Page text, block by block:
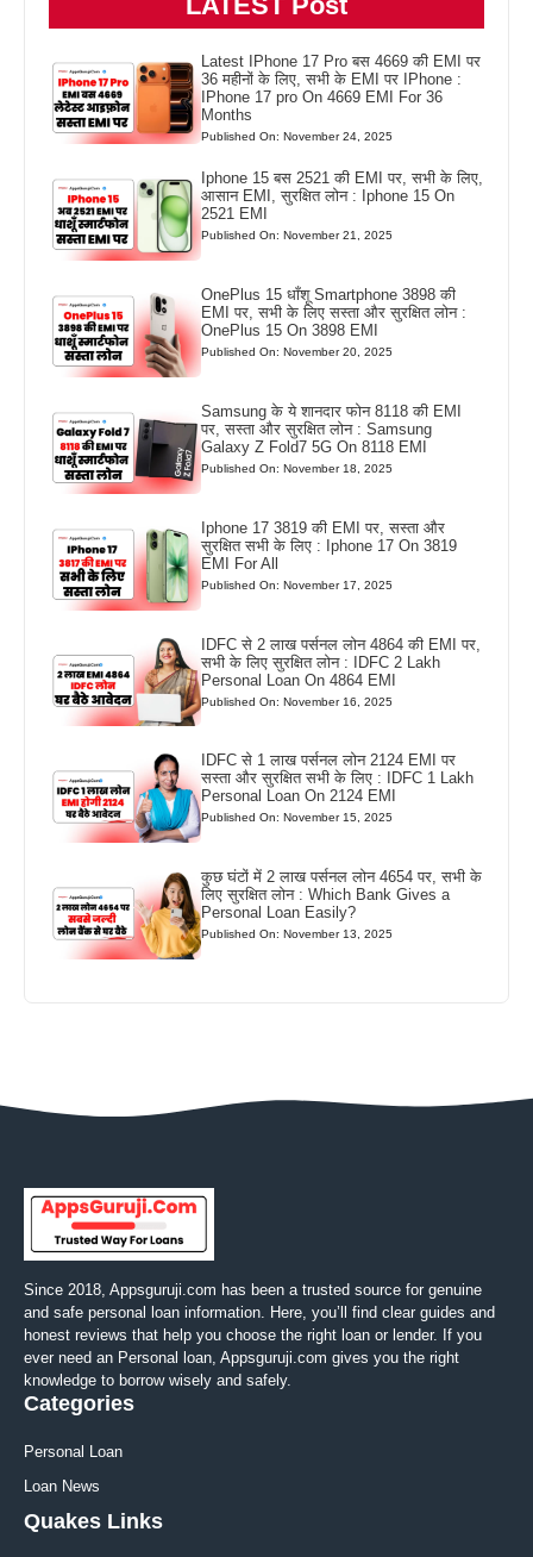
Latest IPhone 17 Pro बस 4669 की EMI पर
36 महीनों के लिए, सभी के EMI पर IPhone :
IPhone 17 pro On 4669 EMI For 36
Months
Published On: November 24, 2025
Iphone 15 बस 2521 की EMI पर, सभी के लिए,
आसान EMI, सुरक्षित लोन : Iphone 15 On
2521 EMI
Published On: November 21, 2025
OnePlus 15 धाँशू Smartphone 3898 की
EMI पर, सभी के लिए सस्ता और सुरक्षित लोन :
OnePlus 15 On 3898 EMI
Published On: November 20, 2025
Samsung के ये शानदार फोन 8118 की EMI
पर, सस्ता और सुरक्षित लोन : Samsung
Galaxy Z Fold7 5G On 8118 EMI
Published On: November 18, 2025
Iphone 17 3819 की EMI पर, सस्ता और
सुरक्षित सभी के लिए : Iphone 17 On 3819
EMI For All
Published On: November 17, 2025
IDFC से 2 लाख पर्सनल लोन 4864 की EMI पर,
सभी के लिए सुरक्षित लोन : IDFC 2 Lakh
Personal Loan On 4864 EMI
Published On: November 16, 2025
IDFC से 1 लाख पर्सनल लोन 2124 EMI पर
सस्ता और सुरक्षित सभी के लिए : IDFC 1 Lakh
Personal Loan On 2124 EMI
Published On: November 15, 2025
कुछ घंटों में 2 लाख पर्सनल लोन 4654 पर, सभी के
लिए सुरक्षित लोन : Which Bank Gives a
Personal Loan Easily?
Published On: November 13, 2025
Since 2018, Appsguruji.com has been a trusted source for genuine
and safe personal loan information. Here, you’ll find clear guides and
honest reviews that help you choose the right loan or lender. If you
ever need an Personal loan, Appsguruji.com gives you the right
knowledge to borrow wisely and safely.
Categories
Personal Loan
Loan News
Quakes Links